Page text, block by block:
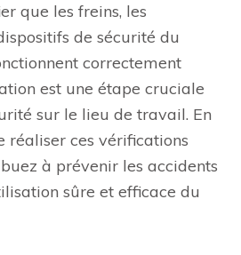
que les freins, les
de sécurité du
correctement
est une étape cruciale
sur le lieu de travail. En
réaliser ces vérifications
à prévenir les accidents
sûre et efficace du